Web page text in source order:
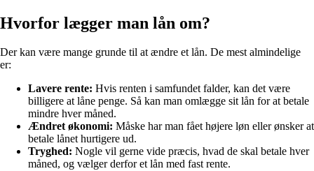
Hvorfor lægger man lån om?
Der kan være mange grunde til at ændre et lån. De mest almindelige
er:
Lavere rente: Hvis renten i samfundet falder, kan det være
billigere at låne penge. Så kan man omlægge sit lån for at betale
mindre hver måned.
Ændret økonomi: Måske har man fået højere løn eller ønsker at
betale lånet hurtigere ud.
Tryghed: Nogle vil gerne vide præcis, hvad de skal betale hver
måned, og vælger derfor et lån med fast rente.